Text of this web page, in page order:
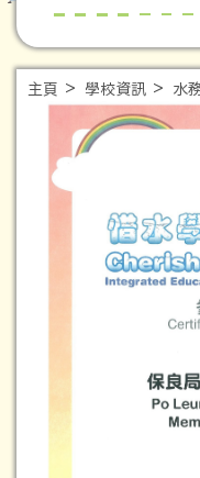
主頁 學校資訊 水